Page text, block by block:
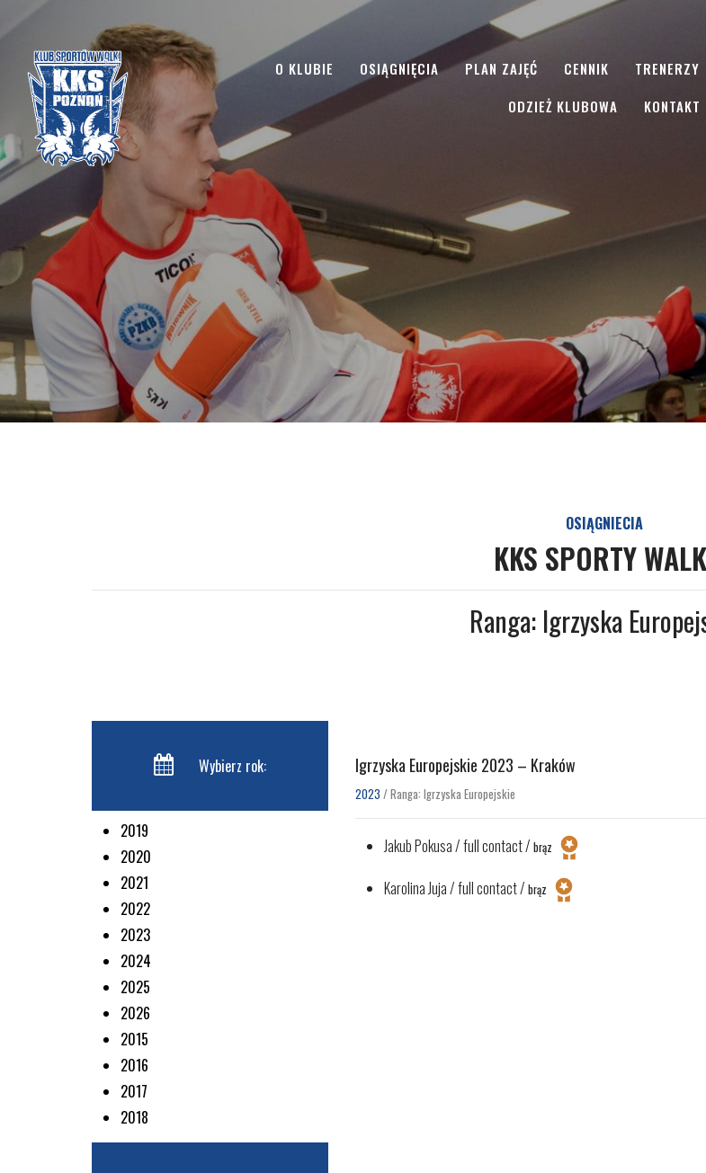
O KLUBIE OSIĄGNIĘCIA PLAN ZAJĘĆ CENNIK TRENERZY
ODZIEŻ KLUBOWA
KONTAKT
OSIĄGNIECIA
KKS SPORTY
Ranga: Igrzyska
Wybierz rok:
2019
2020
2021
2022
2023
2024
2025
2026
2015
2016
2017
2018
Igrzyska Europejskie 2023 – Kraków
2023 / Ranga: Igrzyska Europejskie
Jakub Pokusa / full contact / brąz
Karolina Juja / full contact / brąz